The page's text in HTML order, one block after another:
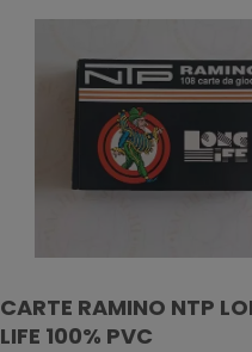
CARTE RAMINO NTP
LIFE 100% PVC